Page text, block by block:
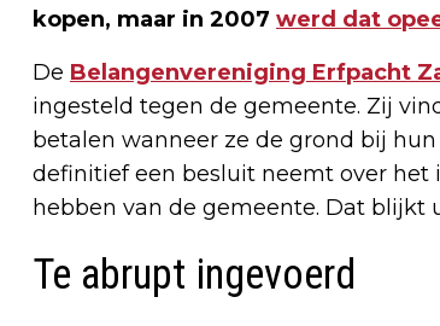
kopen, maar in 2007 werd dat
De Belangenvereniging Erfpacht
ingesteld tegen de gemeente. Zij
betalen wanneer ze de grond bij
definitief een besluit neemt over
hebben van de gemeente. Dat blijkt
Te abrupt ingevoerd